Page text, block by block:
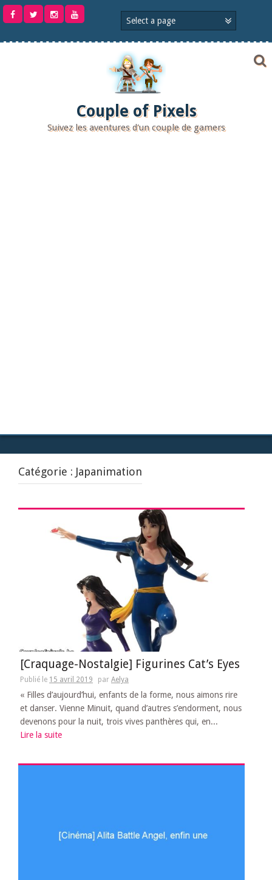
Aller
Couple of Pixels
Suivez les aventures d'un couple de gamers
Catégorie : Japanimation
[Craquage-Nostalgie] Figurines Cat’s Eyes
Publié le 15 avril 2019 par Aelya
« Filles d’aujourd’hui, enfants de la forme, nous aimons rire
et danser. Vienne Minuit, quand d’autres s’endorment, nous
devenons pour la nuit, trois vives panthères qui, en...
Lire la suite